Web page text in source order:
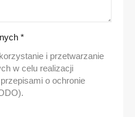
*
i przetwarzanie
w celu realizacji
o ochronie